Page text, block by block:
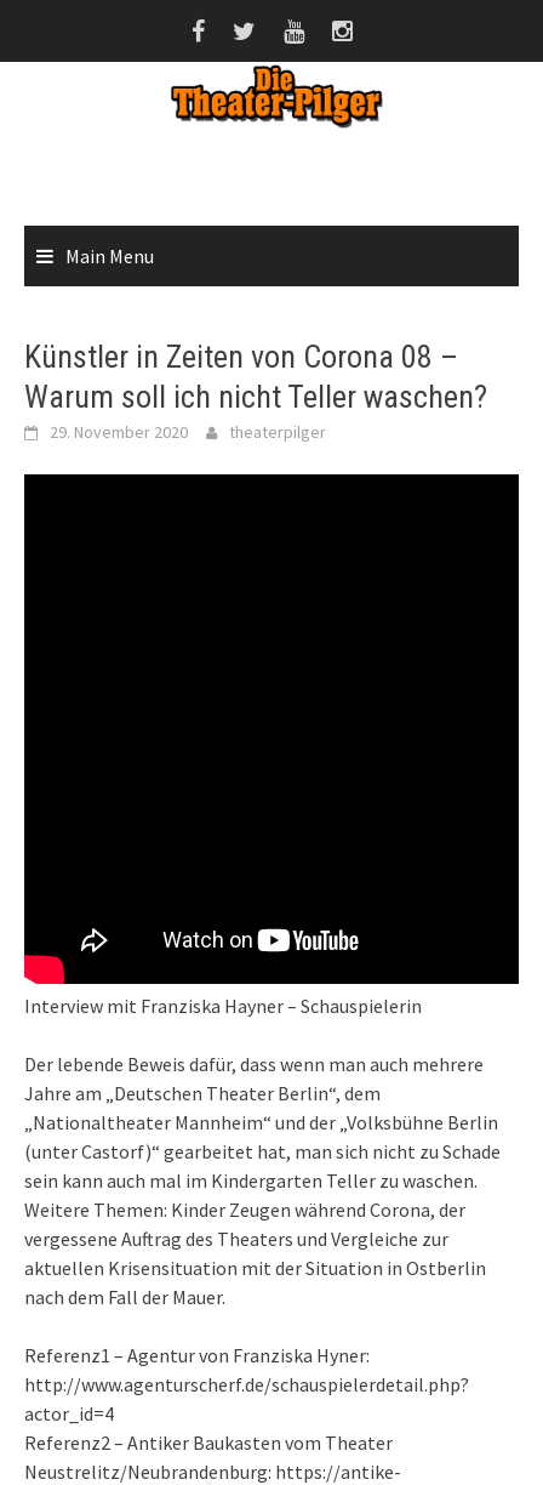
Main Menu
Künstler in Zeiten von Corona 08 –
Warum soll ich nicht Teller waschen?
29. November 2020 theaterpilger
Interview mit Franziska Hayner – Schauspielerin
Der lebende Beweis dafür, dass wenn man auch mehrere
Jahre am „Deutschen Theater Berlin“, dem
„Nationaltheater Mannheim“ und der „Volksbühne Berlin
(unter Castorf)“ gearbeitet hat, man sich nicht zu Schade
sein kann auch mal im Kindergarten Teller zu waschen.
Weitere Themen: Kinder Zeugen während Corona, der
vergessene Auftrag des Theaters und Vergleiche zur
aktuellen Krisensituation mit der Situation in Ostberlin
nach dem Fall der Mauer.
Referenz1 – Agentur von Franziska Hyner:
http://www.agenturscherf.de/schauspielerdetail.php?
actor_id=4
Referenz2 – Antiker Baukasten vom Theater
Neustrelitz/Neubrandenburg: https://antike-